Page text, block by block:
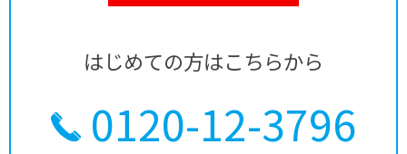
はじめての方はこちらから
0120-12-3796